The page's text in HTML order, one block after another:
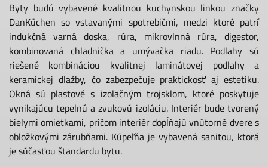
Byty budú vybavené kvalitnou kuchynskou linkou značky
DanKüchen so vstavanými spotrebičmi, medzi ktoré patrí
indukčná varná doska, rúra, mikrovlnná rúra, digestor,
kombinovaná chladnička a umývačka riadu. Podlahy sú
riešené kombináciou kvalitnej laminátovej podlahy a
keramickej dlažby, čo zabezpečuje praktickosť aj estetiku.
Okná sú plastové s izolačným trojsklom, ktoré poskytuje
vynikajúcu tepelnú a zvukovú izoláciu. Interiér bude tvorený
bielymi omietkami, pričom interiér dopĺňajú vnútorné dvere s
obložkovými zárubňami. Kúpeľňa je vybavená sanitou, ktorá
je súčasťou štandardu bytu.